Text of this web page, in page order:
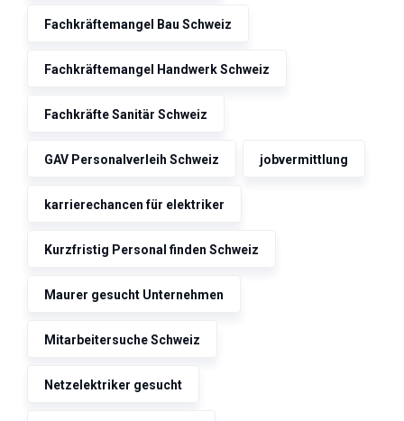
Fachkräftemangel Bau Schweiz
Fachkräftemangel Handwerk Schweiz
Fachkräfte Sanitär Schweiz
GAV Personalverleih Schweiz jobvermittlung
karrierechancen für elektriker
Kurzfristig Personal finden Schweiz
Maurer gesucht Unternehmen
Mitarbeitersuche Schweiz
Netzelektriker gesucht